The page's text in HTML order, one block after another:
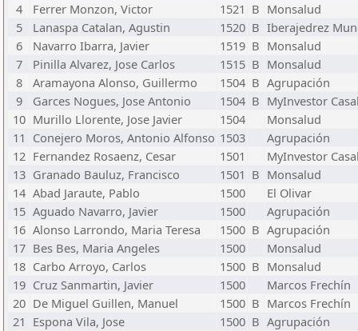
4
Ferrer Monzon, Victor 1521 B Monsalud
5
Lanaspa Catalan, Agustin 1520 B Iberajedrez
6
Navarro Ibarra, Javier 1519 B Monsalud
7
Pinilla Alvarez, Jose Carlos 1515 B Monsalud
8
Aramayona Alonso, Guillermo 1504 B Agrupación
9
Garces Nogues, Jose Antonio 1504 B MyInvestor
10 Murillo Llorente, Jose Javier 1504
Monsalud
11 Conejero Moros, Antonio Alfonso 1503
Agrupación
12 Fernandez Rosaenz, Cesar 1501
MyInvestor
13 Granado Bauluz, Francisco 1501 B Monsalud
14 Abad Jaraute, Pablo 1500
El Olivar
15 Aguado Navarro, Javier 1500
Agrupación
16 Alonso Larrondo, Maria Teresa 1500 B Agrupación
17 Bes Bes, Maria Angeles 1500
Monsalud
18 Carbo Arroyo, Carlos 1500 B Monsalud
19 Cruz Sanmartin, Javier 1500
Marcos Frechín
20 De Miguel Guillen, Manuel 1500 B Marcos Frechín
21 Espona Vila, Jose 1500 B Agrupación